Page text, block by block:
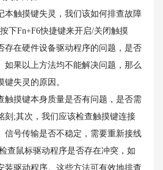
触摸键失灵，我们该如何排查故障
下Fn+F6快捷键来开启/关闭触摸
存在硬件设备驱动程序的问题，是否
如果以上方法均不能解决问题，那么
失灵的原因。
摸键本身质量是否有问题，是否需
刻;其次，我们应该检查触摸键连接
信号传输是否不稳定，需要重新接线
查鼠标驱动程序是否存在冲突，如
装驱动程序。这些方法可有效地排查